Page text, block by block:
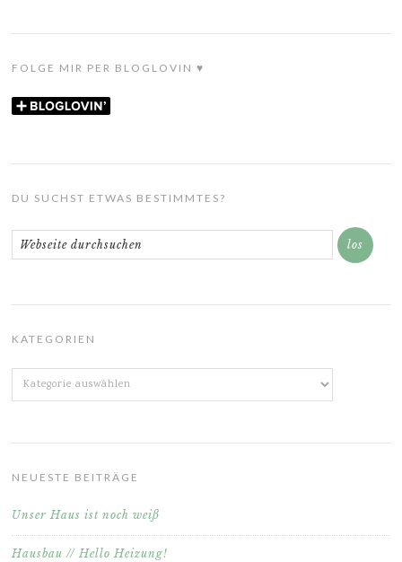
FOLGE MIR PER BLOGLOVIN ♥
DU SUCHST ETWAS BESTIMMTES?
KATEGORIEN
Kategorien
NEUESTE BEITRÄGE
Unser Haus ist noch weiß
Hausbau // Hello Heizung!